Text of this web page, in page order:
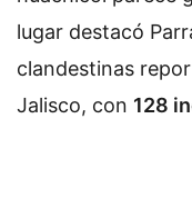
lugar destacó
clandestinas
Jalisco, con 128